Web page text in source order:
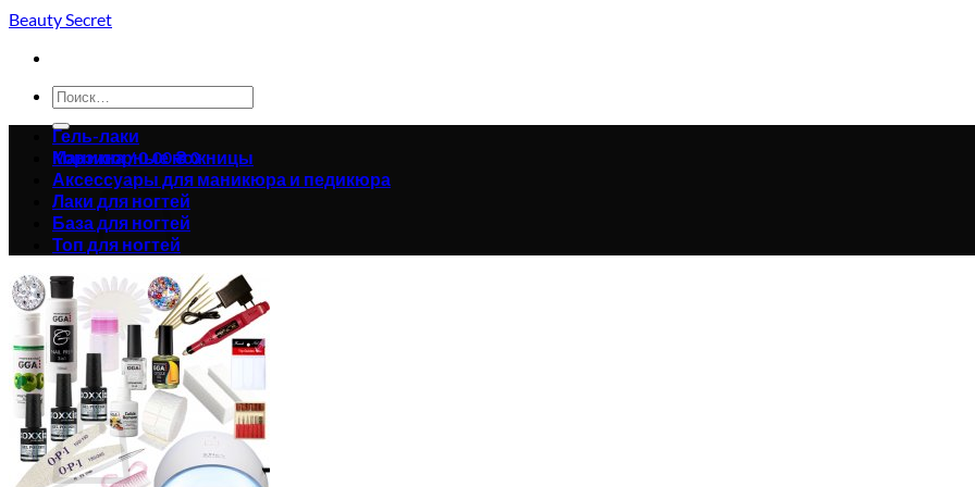
Skip
content
Beauty Secret
Искать:
Корзина /0.00₴0
Корзина пуста.
Вернуться в магазин
0
Корзина
Гель-лаки
Маникюрные ножницы
Аксессуары для маникюра и педикюра
Лаки для ногтей
База для ногтей
Топ для ногтей